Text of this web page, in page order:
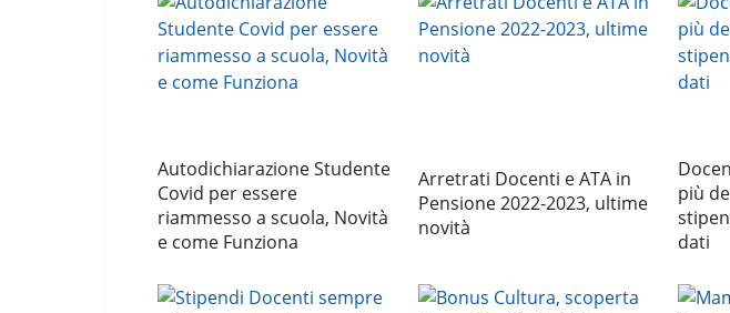
Autodichiarazione Studente
Covid per essere
riammesso a scuola, Novità
e come Funziona
Arretrati Docenti e ATA in
Pensione 2022-2023, ultime
novità
più
dati